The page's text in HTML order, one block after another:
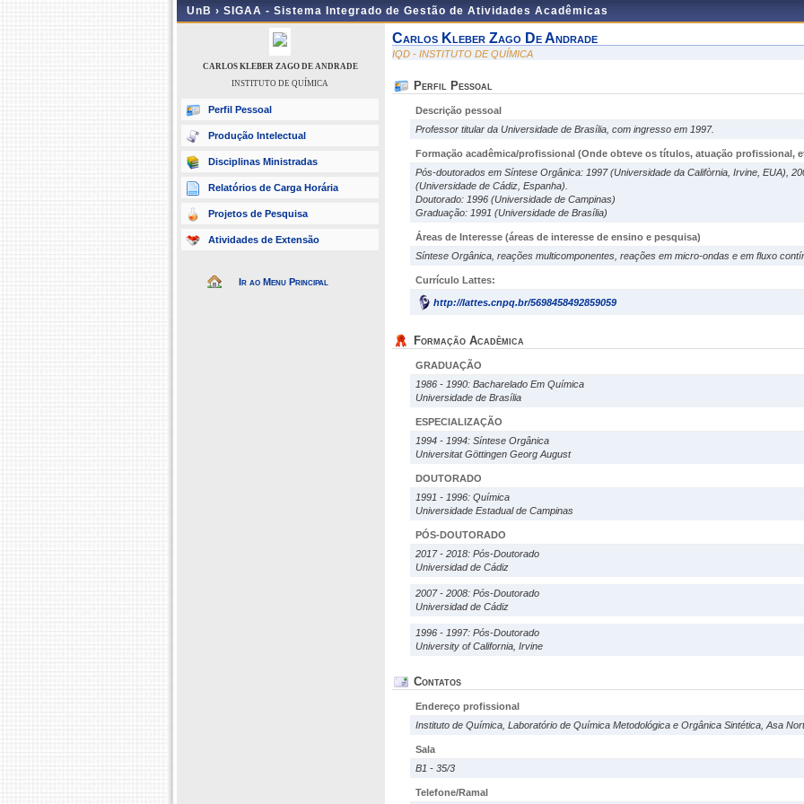
UnB › SIGAA - Sistema Integrado de Gestão de Atividades Acadêmicas
CARLOS KLEBER ZAGO DE ANDRADE
INSTITUTO DE QUÍMICA
Perfil Pessoal
Produção Intelectual
Disciplinas Ministradas
Relatórios de Carga Horária
Projetos de Pesquisa
Atividades de Extensão
Ir ao Menu Principal
Carlos Kleber Zago De Andrade
IQD - INSTITUTO DE QUÍMICA
Perfil Pessoal
Descrição pessoal
Professor titular da Universidade de Brasília, com ingresso em 1997.
Formação acadêmica/profissional (Onde obteve os títulos, atuação profissional,
Pós-doutorados em Síntese Orgânica: 1997 (Universidade da Califòrnia, Irvine, EUA),
(Universidade de Cádiz, Espanha).
Doutorado: 1996 (Universidade de Campinas)
Graduação: 1991 (Universidade de Brasília)
Áreas de Interesse (áreas de interesse de ensino e pesquisa)
Síntese Orgânica, reações multicomponentes, reações em micro-ondas e em fluxo
Currículo Lattes:
http://lattes.cnpq.br/5698458492859059
Formação Acadêmica
GRADUAÇÃO
1986 - 1990: Bacharelado Em Química
Universidade de Brasília
ESPECIALIZAÇÃO
1994 - 1994: Síntese Orgânica
Universitat Göttingen Georg August
DOUTORADO
1991 - 1996: Química
Universidade Estadual de Campinas
PÓS-DOUTORADO
2017 - 2018: Pós-Doutorado
Universidad de Cádiz
2007 - 2008: Pós-Doutorado
Universidad de Cádiz
1996 - 1997: Pós-Doutorado
University of California, Irvine
Contatos
Endereço profissional
Instituto de Química, Laboratório de Química Metodológica e Orgânica Sintética, Asa
Sala
B1 - 35/3
Telefone/Ramal